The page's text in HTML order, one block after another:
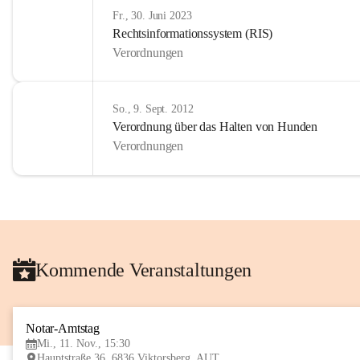
Fr., 30. Juni 2023
Rechtsinformationssystem (RIS)
Verordnungen
So., 9. Sept. 2012
Verordnung über das Halten von Hunden
Verordnungen
Kommende Veranstaltungen
Notar-Amtstag
Mi., 11. Nov., 15:30